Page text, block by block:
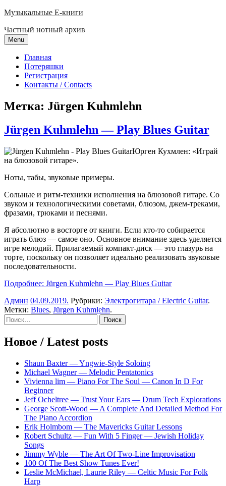
Skip
content
Музыкальные E-книги
Частный нотный архив
Menu
Главная
Потеряшки
Регистрация
Контакты / Contacts
Метка: Jürgen Kuhmlehn
Jürgen Kuhmlehn — Play Blues Guitar
Юрген Кухмлен: «Играй
на блюзовой гитаре».
Ноты, табы, звуковые примеры.
Сольные и ритм-техники исполнения на блюзовой гитаре. Со
звуком и технологическими советами, блюзом, джем-треками,
фразами, трюками и песнями.
Я абсолютно в восторге от книги. Если кто-то собирается
играть блюз — самое оно. Основное внимание здесь уделяется
игре мелодий. Прилагаемый компакт-диск — это глазурь на
торте, поскольку он позволяет идеально реализовать звуковые
последовательности.
Подробнее: Jürgen Kuhmlehn — Play Blues Guitar
Админ 04.09.2019. Рубрики: Электрогитара / Electric Guitar.
Метки: Blues, Jürgen Kuhmlehn.
Sidebar
Найти:
Новое / Latest posts
Shaun Baxter — Yngwie-Style Soloing
Michael Wagner — Melodic Pentatonics
Vivienna lim — Piano For The Soul — Canon In D For
Beginner
Jeff Ocheltree — Trust Your Ears — Drum Tech Explorations
George Scott-Wood — A Complete And Detailed Method For
The Piano Accordion
Erik Holmbom — The Mavericks Guitar Lessons
Robert Schultz — Fun With 5 Finger — Jewish Holiday
Songs
Jimmy Wyble — The Art Of Two-Line Improvisation
100 Of The Best Show Tunes Ever!
Leslie McMichael, Laurie Riley — Celtic Music For Folk
Harp